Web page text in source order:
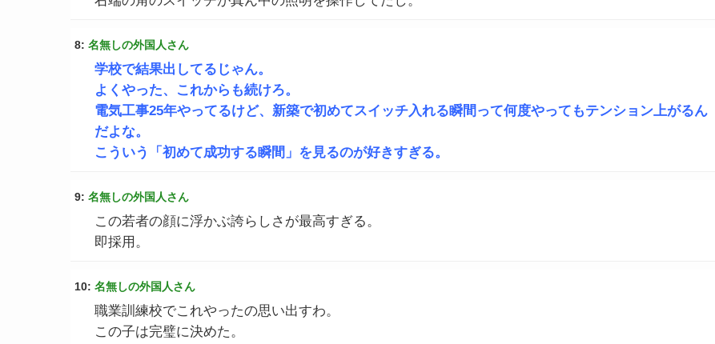
8: 名無しの外国人さん
学校で結果出してるじゃん。
よくやった、これからも続けろ。
電気工事25年やってるけど、新築で初めてスイッチ入れる瞬間って何度やってもテンション上がるん
だよな。
こういう「初めて成功する瞬間」を見るのが好きすぎる。
9: 名無しの外国人さん
この若者の顔に浮かぶ誇らしさが最高すぎる。
即採用。
10: 名無しの外国人さん
職業訓練校でこれやったの思い出すわ。
この子は完璧に決めた。